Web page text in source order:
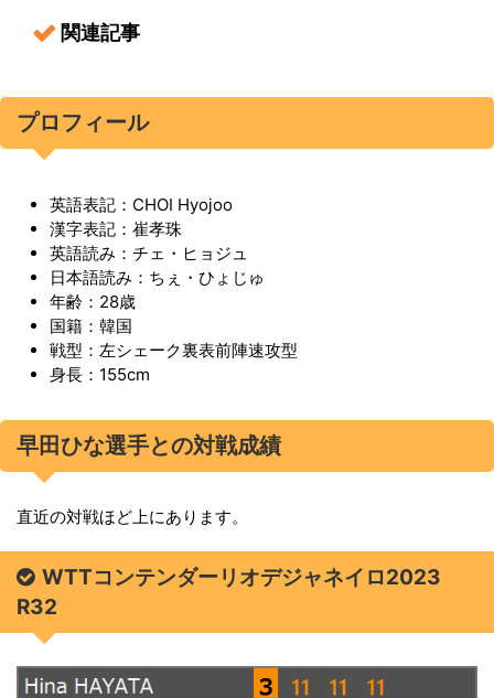
関連記事
プロフィール
英語表記：CHOI Hyojoo
漢字表記：崔孝珠
英語読み：チェ・ヒョジュ
日本語読み：ちぇ・ひょじゅ
年齢：28歳
国籍：韓国
戦型：左シェーク裏表前陣速攻型
身長：155cm
早田ひな選手との対戦成績
直近の対戦ほど上にあります。
WTTコンテンダーリオデジャネイロ2023
R32